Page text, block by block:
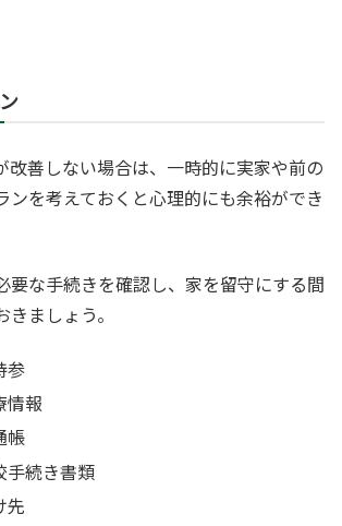
改善しない場合は、一時的に実家や前の
ンを考えておくと心理的にも余裕ができ
要な手続きを確認し、家を留守にする間
ましょう。
参
情報
帳
手続き書類
先